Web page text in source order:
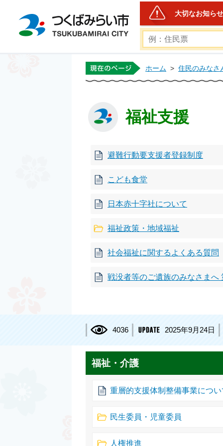
つくばみらい市公式ホー
大切なお知らせ
ホーム > 住民のみなさ
福祉支援
避難行動要支援者登録制度
こども食堂
日本赤十字社について
福祉政策・地域福祉
社会福祉に関するよくある質問
戦没者等のご遺族のみなさまへ
4036 2025年9月24日
福祉・介護
重層的支援体制整備事業につ
民生委員・児童委員
人権推進